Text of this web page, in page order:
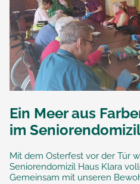
Ein Meer aus
im
Mit dem Osterfest vor der Tür
Seniorendomizil Haus Klara
Gemeinsam mit unseren